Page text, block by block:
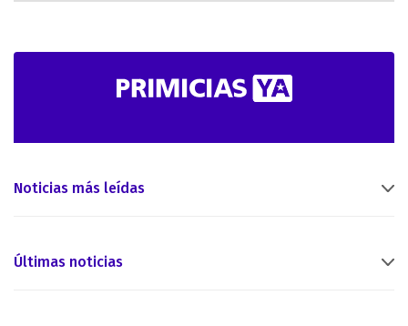
Noticias más leídas
Últimas noticias